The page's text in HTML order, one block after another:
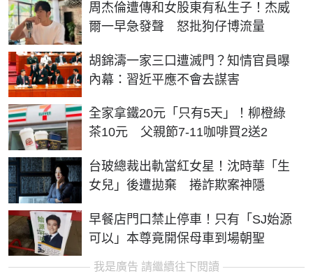
周杰倫遭傳和女股東有私生子！杰威
爾一早急發聲 怒批狗仔博流量
胡錦濤一家三口遭滅門？知情官員曝
內幕：習近平應不會去謀害
全家拿鐵20元「只有5天」！柳橙綠
茶10元 父親節7-11咖啡買2送2
台玻總裁出軌當紅女星！沈時華「生
女兒」後遭拋棄 捲詐欺案神隱
早餐店門口禁止停車！只有「SJ始源
可以」本尊竟開保母車到場朝聖
我是廣告 請繼續往下閱讀